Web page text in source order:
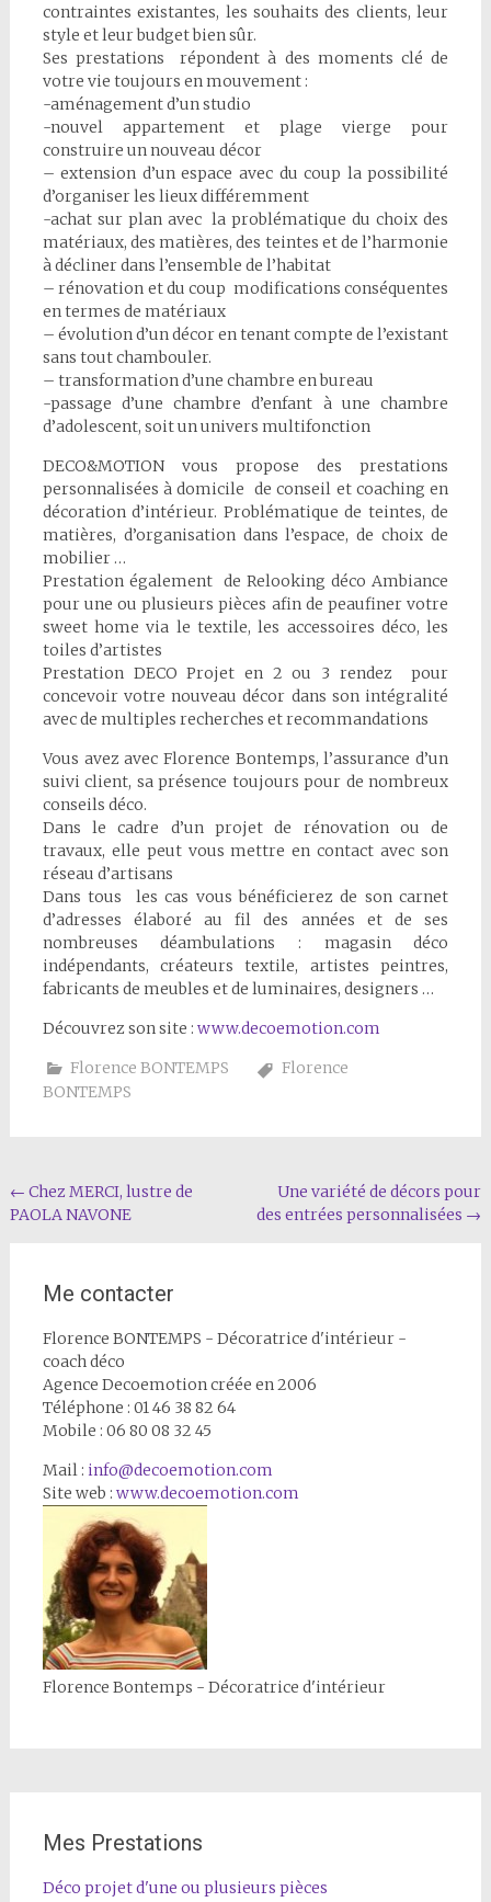
contraintes existantes, les souhaits des clients, leur
style et leur budget bien sûr.
Ses prestations répondent à des moments clé de
votre vie toujours en mouvement :
-aménagement d’un studio
-nouvel appartement et plage vierge pour
construire un nouveau décor
– extension d’un espace avec du coup la possibilité
d’organiser les lieux différemment
-achat sur plan avec la problématique du choix des
matériaux, des matières, des teintes et de l’harmonie
à décliner dans l’ensemble de l’habitat
– rénovation et du coup modifications conséquentes
en termes de matériaux
– évolution d’un décor en tenant compte de l’existant
sans tout chambouler.
– transformation d’une chambre en bureau
-passage d’une chambre d’enfant à une chambre
d’adolescent, soit un univers multifonction
DECO&MOTION vous propose des prestations
personnalisées à domicile de conseil et coaching en
décoration d’intérieur. Problématique de teintes, de
matières, d’organisation dans l’espace, de choix de
mobilier …
Prestation également de Relooking déco Ambiance
pour une ou plusieurs pièces afin de peaufiner votre
sweet home via le textile, les accessoires déco, les
toiles d’artistes
Prestation DECO Projet en 2 ou 3 rendez pour
concevoir votre nouveau décor dans son intégralité
avec de multiples recherches et recommandations
Vous avez avec Florence Bontemps, l’assurance d’un
suivi client, sa présence toujours pour de nombreux
conseils déco.
Dans le cadre d’un projet de rénovation ou de
travaux, elle peut vous mettre en contact avec son
réseau d’artisans
Dans tous les cas vous bénéficierez de son carnet
d’adresses élaboré au fil des années et de ses
nombreuses déambulations : magasin déco
indépendants, créateurs textile, artistes peintres,
fabricants de meubles et de luminaires, designers …
Découvrez son site : www.decoemotion.com
Florence BONTEMPS
Florence
BONTEMPS
Navigation
l'article
← Chez MERCI, lustre de
PAOLA NAVONE
Une variété de décors pour
des entrées personnalisées →
Me contacter
Florence BONTEMPS - Décoratrice d'intérieur -
coach déco
Agence Decoemotion créée en 2006
Téléphone : 01 46 38 82 64
Mobile : 06 80 08 32 45
Mail : info@decoemotion.com
Site web : www.decoemotion.com
Florence Bontemps - Décoratrice d'intérieur
Mes Prestations
Déco projet d'une ou plusieurs pièces